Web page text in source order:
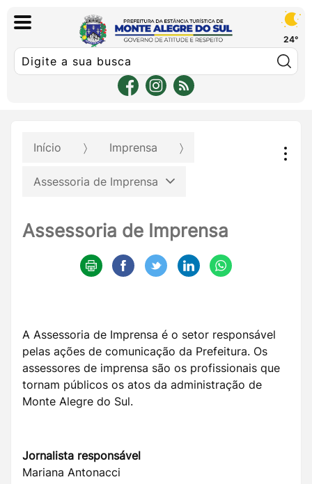
24°
Início Imprensa
Assessoria de Imprensa
Assessoria de Imprensa
A Assessoria de Imprensa é o setor responsável
pelas ações de comunicação da Prefeitura. Os
assessores de imprensa são os profissionais que
tornam públicos os atos da administração de
Monte Alegre do Sul.
Jornalista responsável
Mariana Antonacci